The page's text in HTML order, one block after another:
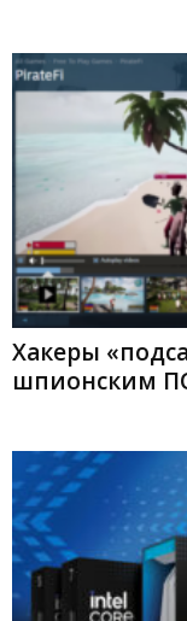
Хакеры
шпионским